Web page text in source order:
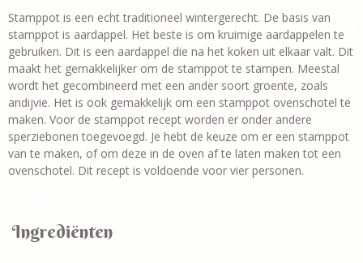
Stamppot is een echt traditioneel wintergerecht. De basis van
stamppot is aardappel. Het beste is om kruimige aardappelen te
gebruiken. Dit is een aardappel die na het koken uit elkaar valt. Dit
maakt het gemakkelijker om de stamppot te stampen. Meestal
wordt het gecombineerd met een ander soort groente, zoals
andijvie. Het is ook gemakkelijk om een stamppot ovenschotel te
maken. Voor de stamppot recept worden er onder andere
sperziebonen toegevoegd. Je hebt de keuze om er een stamppot
van te maken, of om deze in de oven af te laten maken tot een
ovenschotel. Dit recept is voldoende voor vier personen.
Ingrediënten